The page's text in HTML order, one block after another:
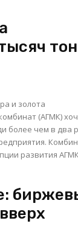
и золота
(АГМК)
более чем в два
Комбинат
развития